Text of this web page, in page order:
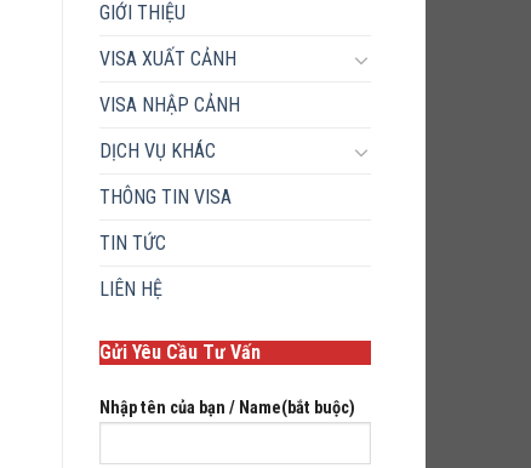
GIỚI THIỆU
VISA XUẤT CẢNH
VISA NHẬP CẢNH
DỊCH VỤ KHÁC
THÔNG TIN VISA
TIN TỨC
LIÊN HỆ
Gửi Yêu Cầu Tư Vấn
Nhập tên của bạn / Name(bắt buộc)